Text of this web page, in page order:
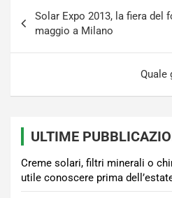
articoli
Solar Expo 2013, la fiera del
maggio a Milano
Quale
ULTIME
Creme solari, filtri minerali o
utile conoscere prima